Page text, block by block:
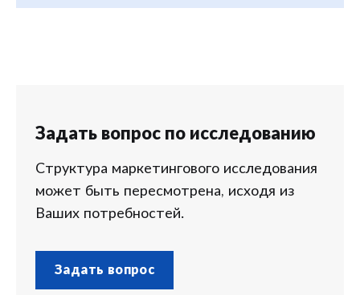
Задать вопрос по исследованию
Структура маркетингового исследования
может быть пересмотрена, исходя из
Ваших потребностей.
Задать вопрос